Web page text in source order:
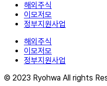
해외주식
이모저모
정부지원사업
해외주식
이모저모
정부지원사업
© 2023 Ryohwa All rights